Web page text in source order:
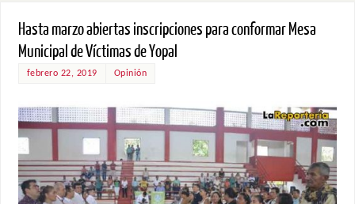
Hasta marzo abiertas inscripciones para conformar Mesa
Municipal de Víctimas de Yopal
febrero 22, 2019 Opinión